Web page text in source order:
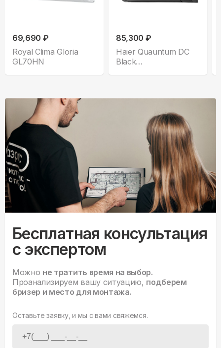
69,690 ₽
Royal Clima Gloria
GL70HN
85,300 ₽
Haier Quauntum DC
Black
Бесплатная консультация
с экспертом
Можно не тратить время на выбор.
Проанализируем вашу ситуацию, подберем
бризер и место для монтажа.
Оставьте заявку, и мы с вами свяжемся.